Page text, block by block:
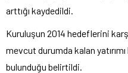
arttığı kaydedildi.
Kuruluşun 2014 hedeflerini
mevcut durumda kalan
bulunduğu belirtildi.